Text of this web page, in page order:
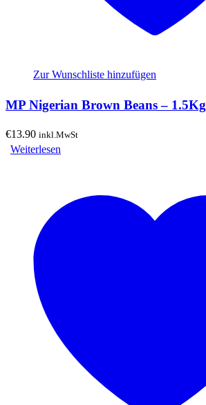
Zur Wunschliste hinzufügen
MP Nigerian Brown Beans – 1.5Kg
€13.90 inkl.MwSt
Weiterlesen